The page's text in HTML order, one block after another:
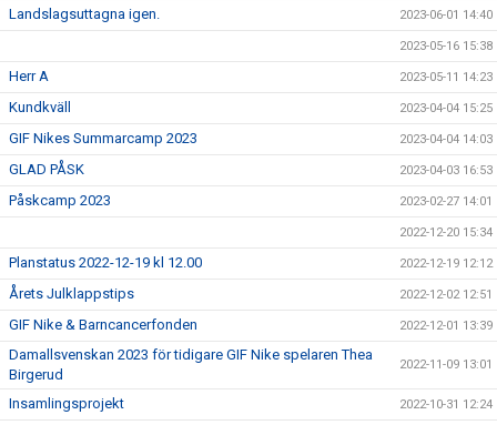
Landslagsuttagna igen. 2023-06-01 14:40
2023-05-16 15:38
Herr A 2023-05-11 14:23
Kundkväll 2023-04-04 15:25
GIF Nikes Summarcamp 2023 2023-04-04 14:03
GLAD PÅSK 2023-04-03 16:53
Påskcamp 2023 2023-02-27 14:01
2022-12-20 15:34
Planstatus 2022-12-19 kl 12.00 2022-12-19 12:12
Årets Julklappstips 2022-12-02 12:51
GIF Nike & Barncancerfonden 2022-12-01 13:39
Damallsvenskan 2023 för tidigare GIF Nike spelaren Thea
Birgerud
2022-11-09 13:01
Insamlingsprojekt 2022-10-31 12:24